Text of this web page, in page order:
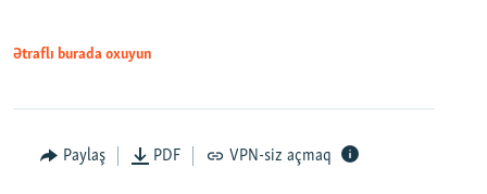
Ətraflı burada oxuyun
Paylaş PDF VPN-siz açmaq